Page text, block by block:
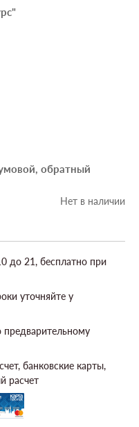
обратный
Нет в наличии
до 21, бесплатно при
уточняйте у
банковские карты,
расчет